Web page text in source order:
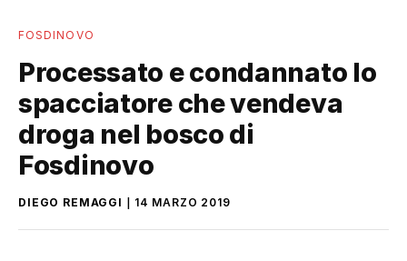
FOSDINOVO
Processato e condannato lo
spacciatore che vendeva
droga nel bosco di
Fosdinovo
DIEGO REMAGGI 14 MARZO 2019